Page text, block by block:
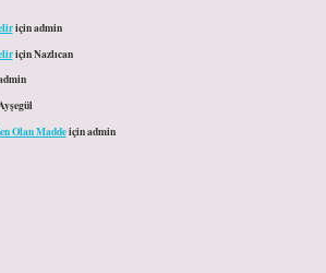
içinadmin
içinNazlıcan
Olan Maddeiçinadmin